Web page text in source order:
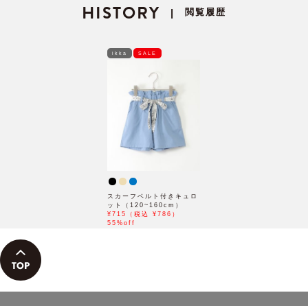
HISTORY | 閲覧履歴
ikka SALE
スカーフベルト付きキュロ
ット（120~160cm）
¥715（税込 ¥786）
55%off